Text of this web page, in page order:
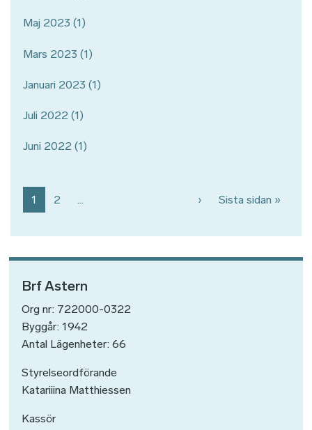
Maj 2023 (1)
Mars 2023 (1)
Januari 2023 (1)
Juli 2022 (1)
Juni 2022 (1)
Paginering
1 2 … › Nästa sida
Sista sidan »
Brf Astern
Org nr: 722000-0322
Byggår: 1942
Antal Lägenheter: 66
Styrelseordförande
Katariiina Matthiessen
Kassör